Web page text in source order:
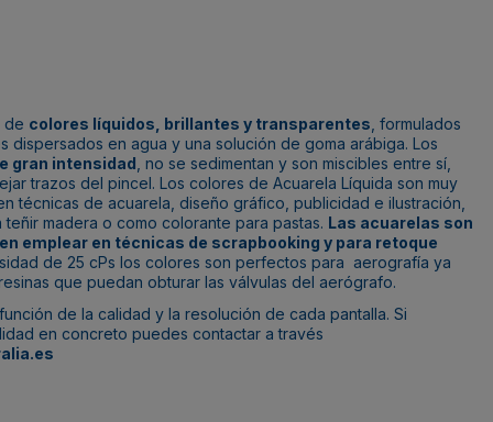
de colores líquidos, brillantes y transparentes , formulados
dispersados en agua y una solución de goma arábiga. Los
gran intensidad , no se sedimentan y son miscibles entre sí,
trazos del pincel. Los colores de Acuarela Líquida son muy
técnicas de acuarela, diseño gráfico, publicidad e ilustración,
madera o como colorante para pastas. Las acuarelas son
emplear en técnicas de scrapbooking y para retoque
de 25 cPs los colores son perfectos para aerografía ya
que puedan obturar las válvulas del aerógrafo.
de la calidad y la resolución de cada pantalla. Si
en concreto puedes contactar a través